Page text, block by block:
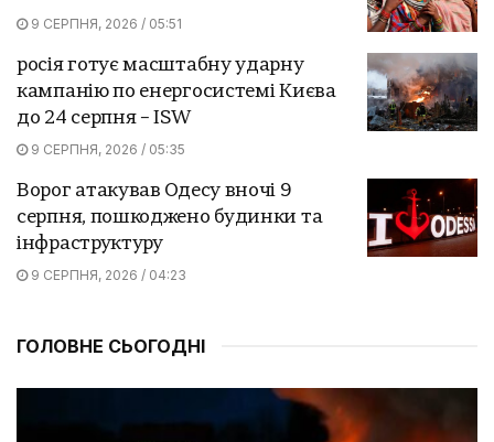
9 СЕРПНЯ, 2026 / 05:51
росія готує масштабну ударну
кампанію по енергосистемі Києва
до 24 серпня – ISW
9 СЕРПНЯ, 2026 / 05:35
Ворог атакував Одесу вночі 9
серпня, пошкоджено будинки та
інфраструктуру
9 СЕРПНЯ, 2026 / 04:23
ГОЛОВНЕ СЬОГОДНІ